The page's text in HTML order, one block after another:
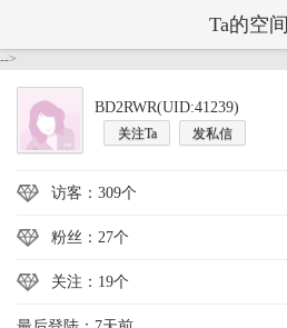
Ta的空间
-->
BD2RWR(UID:41239)
关注Ta 发私信
访客：309个
粉丝：27个
关注：19个